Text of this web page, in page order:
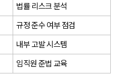
법률 리스크 분석
규정 준수 여부 점검
내부 고발 시스템
임직원 준법 교육